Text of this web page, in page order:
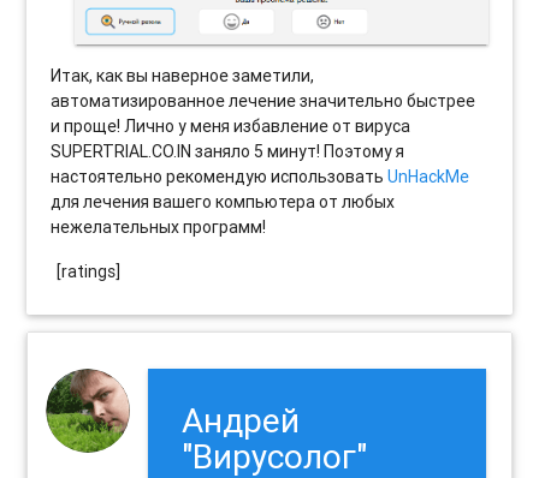
Итак, как вы наверное заметили,
автоматизированное лечение значительно быстрее
и проще! Лично у меня избавление от вируса
SUPERTRIAL.CO.IN заняло 5 минут! Поэтому я
настоятельно рекомендую использоватьUnHackMe
для лечения вашего компьютера от любых
нежелательных программ!
[ratings]
Андрей
"Вирусолог"